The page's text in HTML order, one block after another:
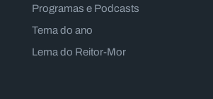
Programas e Podcasts
Tema do ano
Lema do Reitor-Mor